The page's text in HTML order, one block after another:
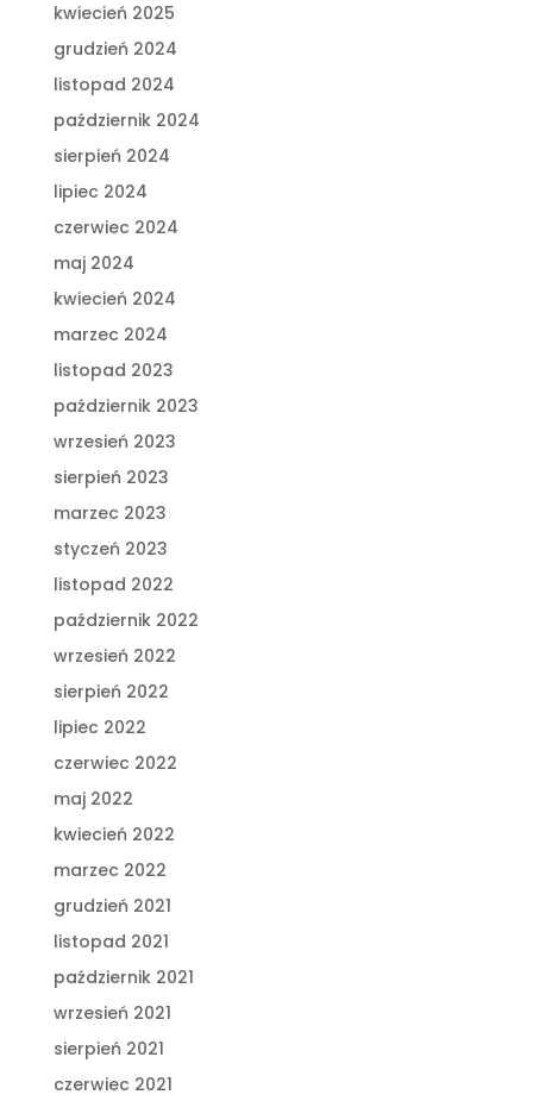
kwiecień 2025
grudzień 2024
listopad 2024
październik 2024
sierpień 2024
lipiec 2024
czerwiec 2024
maj 2024
kwiecień 2024
marzec 2024
listopad 2023
październik 2023
wrzesień 2023
sierpień 2023
marzec 2023
styczeń 2023
listopad 2022
październik 2022
wrzesień 2022
sierpień 2022
lipiec 2022
czerwiec 2022
maj 2022
kwiecień 2022
marzec 2022
grudzień 2021
listopad 2021
październik 2021
wrzesień 2021
sierpień 2021
czerwiec 2021